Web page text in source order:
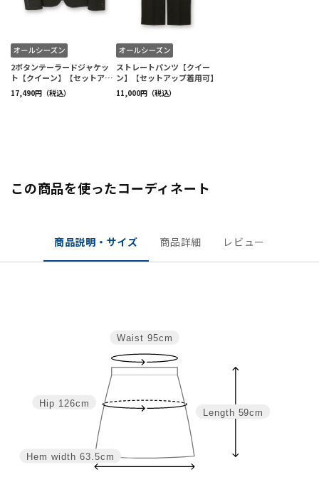
この商品を使ったコーディネート
商品説明・サイズ 商品詳細 レビュー
Length 59cm
Hem width 63.5cm
Hip 126cm
Waist 95cm